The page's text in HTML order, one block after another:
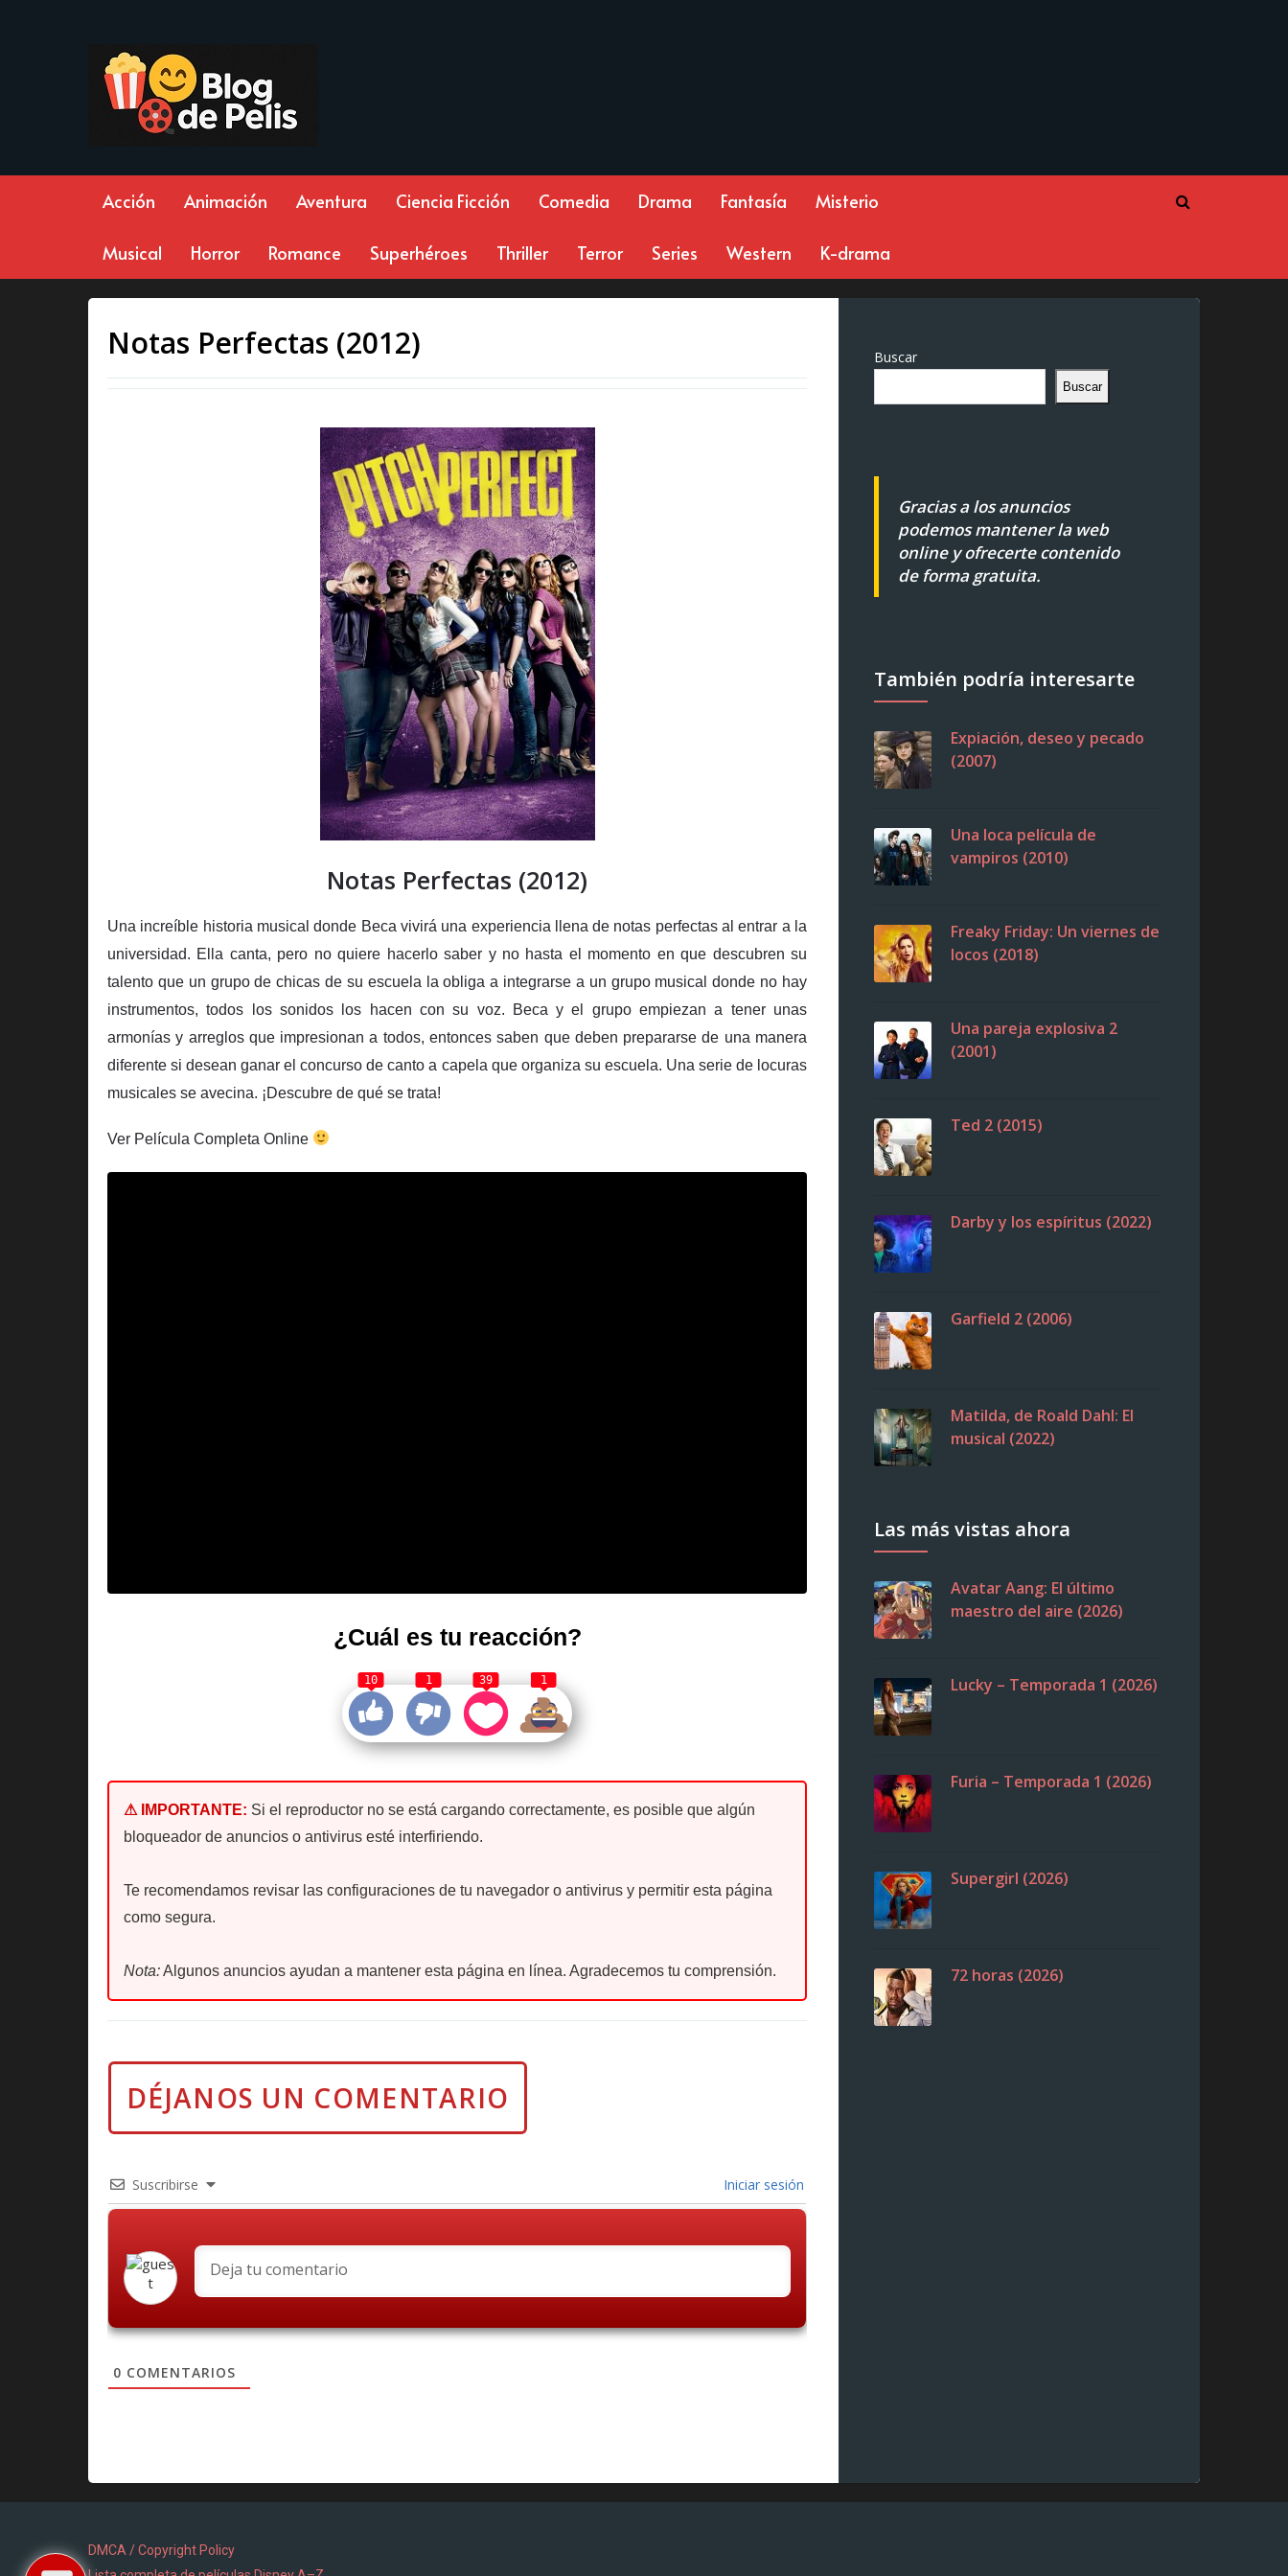
Acción Animación Aventura Ciencia Ficción Comedia Drama Fantasía Misterio
Musical Horror Romance Superhéroes Thriller Terror Series Western K-drama
Notas Perfectas (2012)
Notas Perfectas (2012)
Una increíble historia musical donde Beca vivirá una experiencia llena de notas perfectas al entrar a la
universidad. Ella canta, pero no quiere hacerlo saber y no hasta el momento en que descubren su
talento que un grupo de chicas de su escuela la obliga a integrarse a un grupo musical donde no hay
instrumentos, todos los sonidos los hacen con su voz. Beca y el grupo empiezan a tener unas
armonías y arreglos que impresionan a todos, entonces saben que deben prepararse de una manera
diferente si desean ganar el concurso de canto a capela que organiza su escuela. Una serie de locuras
musicales se avecina. ¡Descubre de qué se trata!
Ver Película Completa Online
¿Cuál es tu reacción?
10 1 39 1
⚠ IMPORTANTE: Si el reproductor no se está cargando correctamente, es posible que algún
bloqueador de anuncios o antivirus esté interfiriendo.
Te recomendamos revisar las configuraciones de tu navegador o antivirus y permitir esta página
como segura.
Nota:Algunos anuncios ayudan a mantener esta página en línea. Agradecemos tu comprensión.
Suscribirse Iniciar sesión
0 COMENTARIOS
Buscar
Buscar
Gracias a los anuncios
podemos mantener la web
online y ofrecerte contenido
de forma gratuita.
También podría interesarte
Expiación, deseo y pecado
(2007)
Una loca película de
vampiros (2010)
Freaky Friday: Un viernes de
locos (2018)
Una pareja explosiva 2
(2001)
Ted 2 (2015)
Darby y los espíritus (2022)
Garfield 2 (2006)
Matilda, de Roald Dahl: El
musical (2022)
Las más vistas ahora
Avatar Aang: El último
maestro del aire (2026)
Lucky – Temporada 1 (2026)
Furia – Temporada 1 (2026)
Supergirl (2026)
72 horas (2026)
DMCA / Copyright Policy